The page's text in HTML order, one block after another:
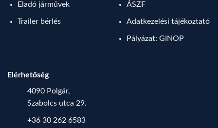
Eladó járművek
Trailer bérlés
ÁSZF
Adatkezelési tájékoztató
Pályázat: GINOP
Elérhetőség
4090 Polgár,
Szabolcs utca 29.
+36 30 262 6583